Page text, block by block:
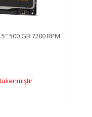
500 GB 7200 RPM